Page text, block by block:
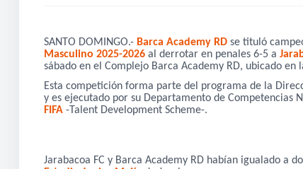
SANTO DOMINGO.- Barca Academy RDse tituló
Masculino 2025-2026al derrotar en penales 6-5 a
sábado en el Complejo Barca Academy RD, ubicado en
Esta competición forma parte del programa de la
y es ejecutado por su Departamento de Competencias
FIFA-Talent Development Scheme-.
Jarabacoa FC y Barca Academy RD habían igualado a